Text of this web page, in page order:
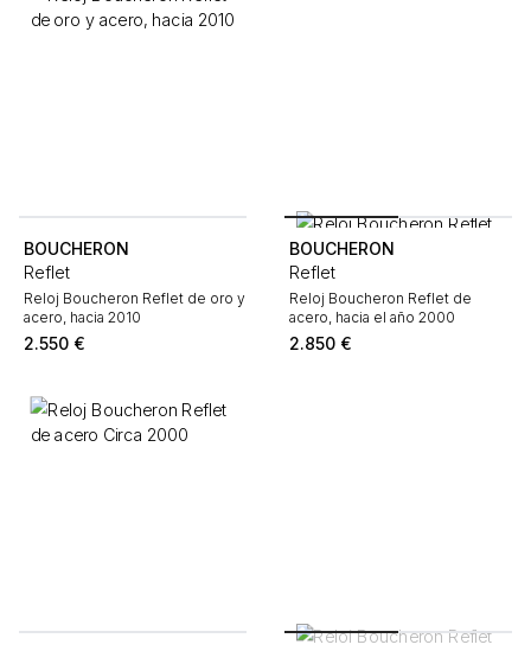
BOUCHERON
Reflet
Reloj Boucheron Reflet de oro y
acero, hacia 2010
2.550 €
BOUCHERON
Reflet
Reloj Boucheron Reflet de
acero, hacia el año 2000
2.850 €